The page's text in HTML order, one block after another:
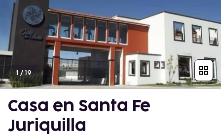
1 /19
Casa en Santa Fe
Juriquilla